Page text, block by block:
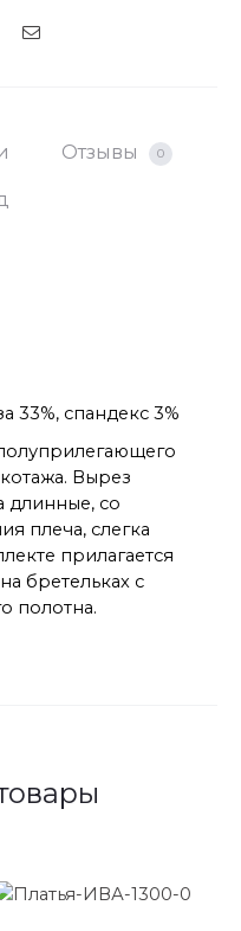
Отзывы 0
33%, спандекс 3%
Вырез
длинные, со
плеча, слегка
прилагается
бретельках с
полотна.